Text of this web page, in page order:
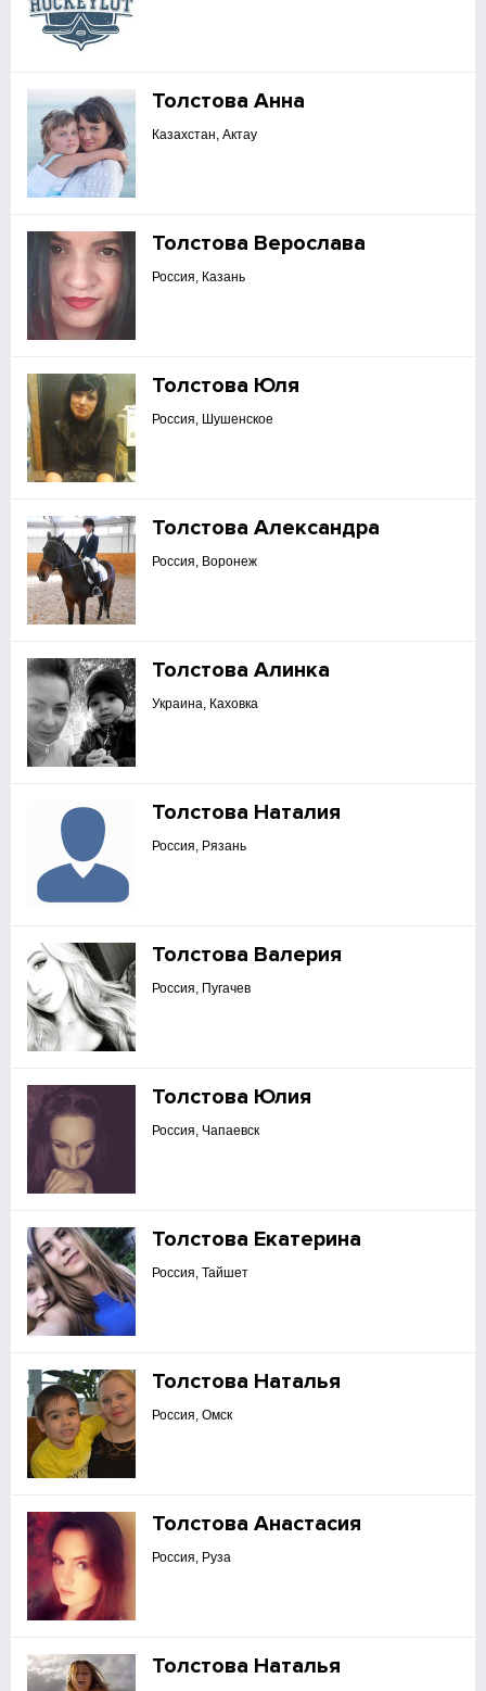
Толстова Анна
Казахстан, Актау
Толстова Верослава
Россия, Казань
Толстова Юля
Россия, Шушенское
Толстова Александра
Россия, Воронеж
Толстова Алинка
Украина, Каховка
Толстова Наталия
Россия, Рязань
Толстова Валерия
Россия, Пугачев
Толстова Юлия
Россия, Чапаевск
Толстова Екатерина
Россия, Тайшет
Толстова Наталья
Россия, Омск
Толстова Анастасия
Россия, Руза
Толстова Наталья